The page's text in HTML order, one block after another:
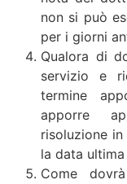
non si può
per i giorni
Qualora di
servizio e
termine
apporre
risoluzione
la data ultima
Come